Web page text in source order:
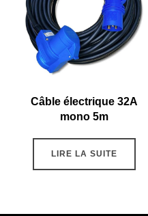
Câble électrique 32A
mono 5m
LIRE LA SUITE